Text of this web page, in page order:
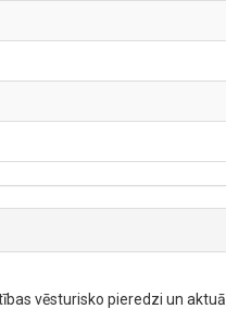
vēsturisko pieredzi un